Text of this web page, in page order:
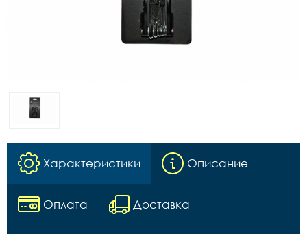
Характеристики Описание
Оплата Доставка